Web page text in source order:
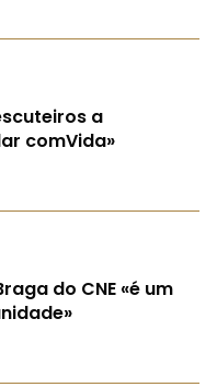
a
comVida»
do CNE «é um